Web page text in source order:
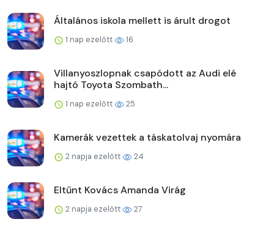
Általános iskola mellett is árult drogot
1 nap ezelőtt 16
Villanyoszlopnak csapódott az Audi elé
hajtó Toyota Szombath...
1 nap ezelőtt 25
Kamerák vezettek a táskatolvaj nyomára
2 napja ezelőtt 24
Eltűnt Kovács Amanda Virág
2 napja ezelőtt 27